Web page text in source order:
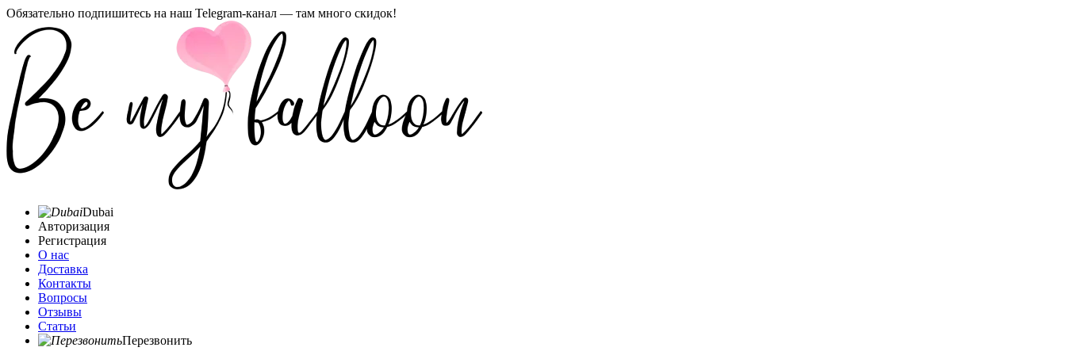
Обязательно подпишитесь на наш Telegram-канал — там много скидок!
Dubai
Авторизация
Регистрация
О нас
Доставка
Контакты
Вопросы
Отзывы
Статьи
Перезвонить